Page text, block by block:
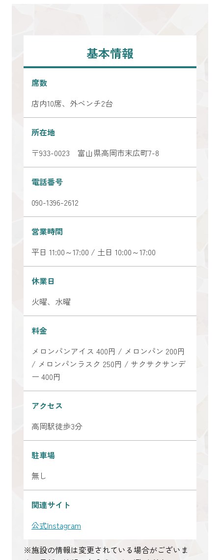
基本情報
席数
店内10席、外ベンチ2台
所在地
〒933-0023 富山県高岡市末広町7-8
電話番号
090-1396-2612
営業時間
平日 11:00～17:00 / 土日 10:00～17:00
休業日
火曜、水曜
料金
メロンパンアイス 400円 / メロンパン 200円
/ メロンパンラスク 250円 / サクサクサンデ
ー 400円
アクセス
高岡駅徒歩3分
駐車場
無し
関連サイト
公式Instagram
※施設の情報は変更されている場合がございま